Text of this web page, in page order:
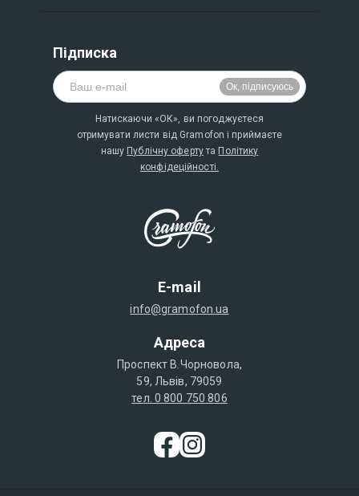
E-mail
info@gramofon.ua
Адреса
Проспект В.Чорновола,
59, Львів, 79059
тел. 0 800 750 806
Підписка
Натискаючи «ОК», ви погоджуєтеся
отримувати листи від Gramofon і приймаєте
нашу Публічну офертута Політику
конфідеційності.